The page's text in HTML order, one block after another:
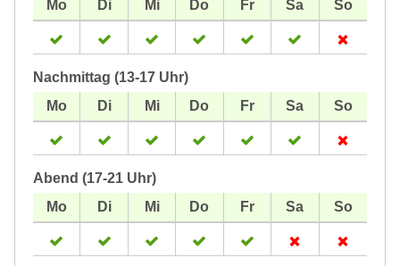
Nachmittag (13-17 Uhr)
Abend (17-21 Uhr)